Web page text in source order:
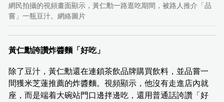
網民拍攝的視頻畫面顯示，黃仁勳一路逛吃期間，被路人推介「品
嘗」一瓶豆汁。網絡圖片
黃仁勳誇讚炸醬麵「好吃」
除了豆汁，黃仁勳還在連鎖茶飲品牌購買飲料，並品嘗一
間獲米芝蓮推薦的炸醬麵。視頻顯示，他沒有走進店內就
座，而是端着大碗站門口邊拌邊吃，還用普通話誇讚「好